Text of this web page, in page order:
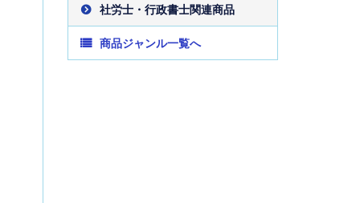
社労士・行政書士関連商品
商品ジャンル一覧へ